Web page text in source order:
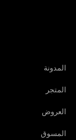
المدونة
المتجر
العروض
المسوق